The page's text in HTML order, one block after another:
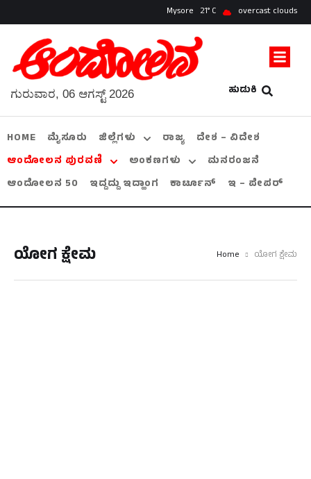
Mysore 21 overcast clouds
ಹುಡುಕಿ
ಗುರುವಾರ, 06 ಆಗಸ್ಟ್ 2026
HOME ಮೈಸೂರು ಜಿಲ್ಲೆಗಳು ರಾಜ್ಯ
ದೇಶ – ವಿದೇಶ
ಆಂದೋಲನ ಪುರವಣಿ
ಅಂಕಣಗಳು
ಮನರಂಜನೆ
ಆಂದೋಲನ 50
ಇದ್ದದ್ದು ಇದ್ಹಾಂಗ ಕಾರ್ಟೂನ್ ಇ – ಪೇಪರ್
ಯೋಗ ಕ್ಷೇಮ Home ಯೋಗ ಕ್ಷೇಮ